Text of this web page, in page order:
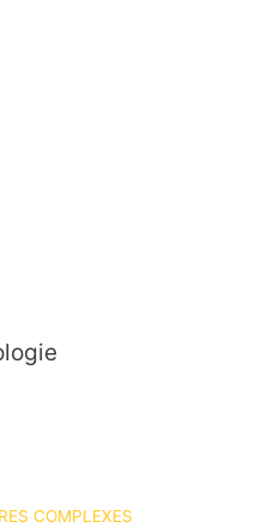
COMPLEXES